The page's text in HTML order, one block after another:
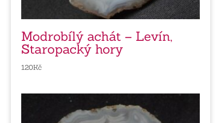
Modrobílý achát – Levín,
Staropacký hory
120Kč